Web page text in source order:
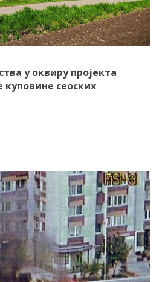
у оквиру пројекта
сеоских